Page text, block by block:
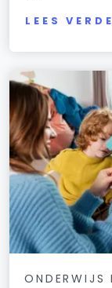
LEES
ONDERWIJS